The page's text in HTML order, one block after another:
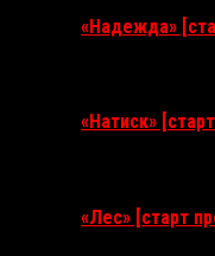
«Надежда»
«Натиск»
«Лес» [старт